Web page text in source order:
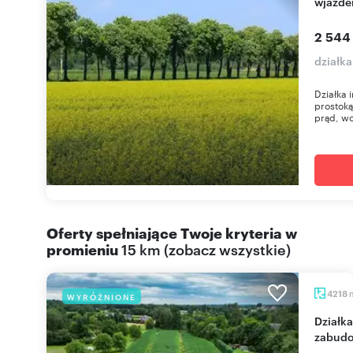
2 544
Działka
prąd,
Oferty spełniające Twoje kryteria w
promieniu15 km (zobacz wszystkie)
WYRÓŻNIONE 4218
Działka 4218 m² w Brzeszczach (blisko zieleni i